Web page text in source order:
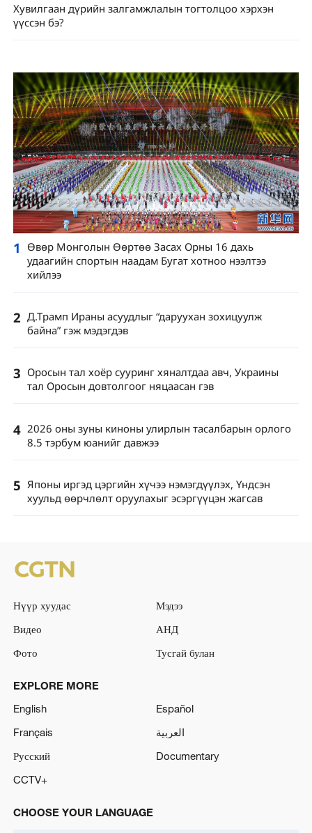
Хувилгаан дүрийн залгамжлалын тогтолцоо хэрхэн
үүссэн бэ?
1
Өвөр Монголын Өөртөө Засах Орны 16 дахь
удаагийн спортын наадам Бугат хотноо нээлтээ
хийлээ
2 Д.Трамп Ираны асуудлыг “даруухан зохицуулж
байна” гэж мэдэгдэв
3 Оросын тал хоёр сууринг хяналтдаа авч, Украины
тал Оросын довтолгоог няцаасан гэв
4 2026 оны зуны киноны улирлын тасалбарын орлого
8.5 тэрбум юанийг давжээ
5 Японы иргэд цэргийн хүчээ нэмэгдүүлэх, Үндсэн
хуульд өөрчлөлт оруулахыг эсэргүүцэн жагсав
Нүүр хуудас
Мэдээ
Видео
АНД
Фото
Тусгай булан
EXPLORE MORE
English
Español
Français
العربية
Русский
Documentary
CCTV+
CHOOSE YOUR LANGUAGE